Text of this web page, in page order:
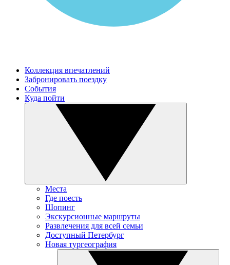
Коллекция впечатлений
Забронировать поездку
События
Куда пойти
Места
Где поесть
Шопинг
Экскурсионные маршруты
Развлечения для всей семьи
Доступный Петербург
Новая тургеография